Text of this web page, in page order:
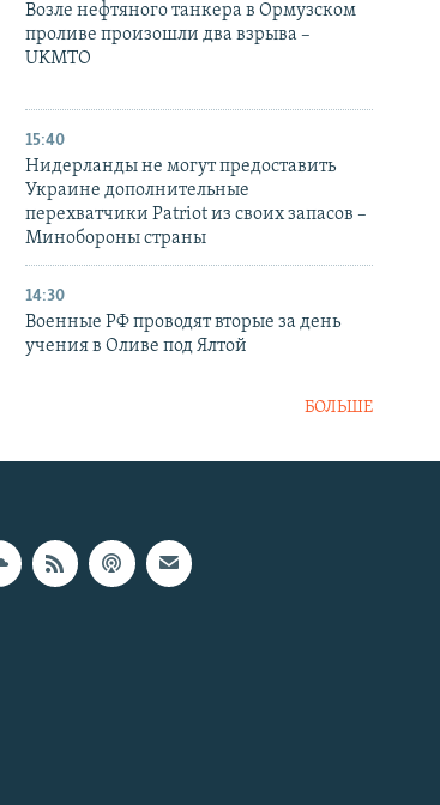
Возле нефтяного танкера в Ормузском
проливе произошли два взрыва –
UKMTO
15:40
Нидерланды не могут предоставить
Украине дополнительные
перехватчики Patriot из своих запасов –
Минобороны страны
14:30
Военные РФ проводят вторые за день
учения в Оливе под Ялтой
БОЛЬШЕ